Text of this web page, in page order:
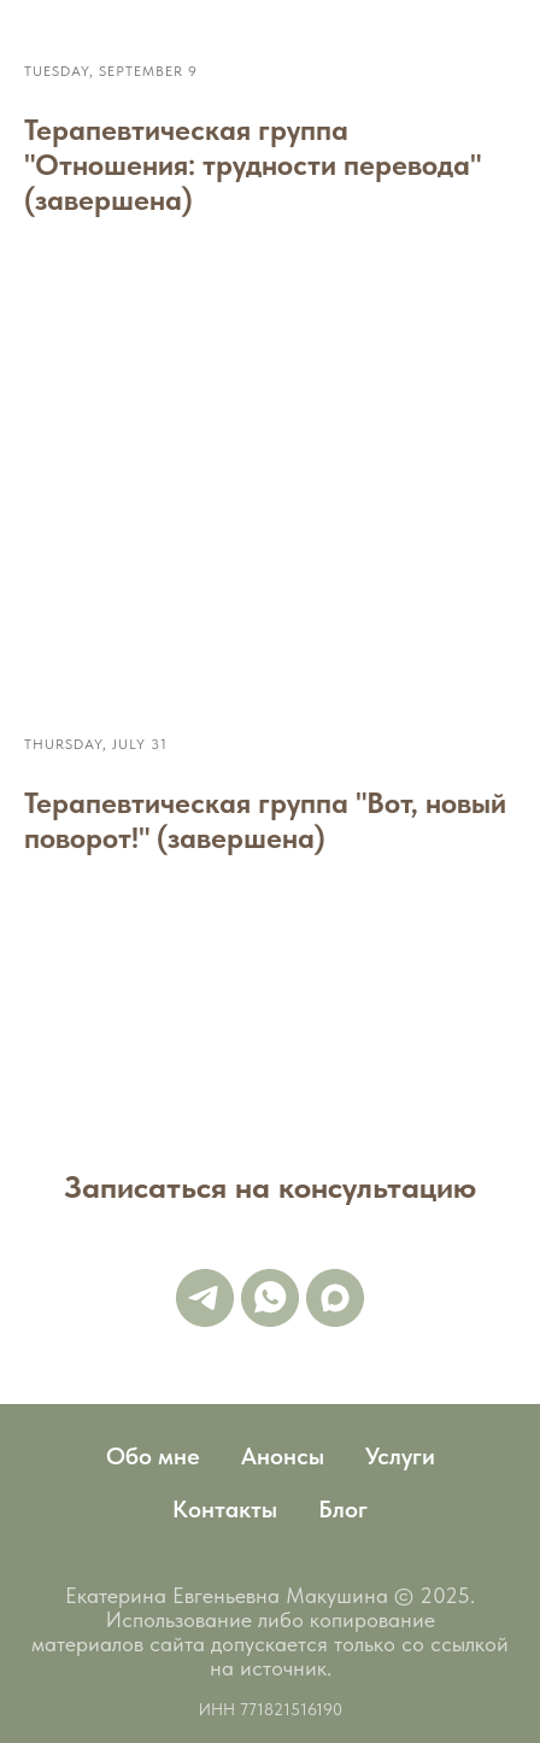
TUESDAY, SEPTEMBER 9
Терапевтическая группа
"Отношения: трудности перевода"
(завершена)
THURSDAY, JULY 31
Терапевтическая группа "Вот, новый
поворот!" (завершена)
Записаться на консультацию
Обо мне Анонсы
Услуги
Контакты
Блог
Екатерина Евгеньевна Макушина © 2025.
Использование либо копирование
материалов сайта допускается только со ссылкой
на источник.
ИНН 771821516190